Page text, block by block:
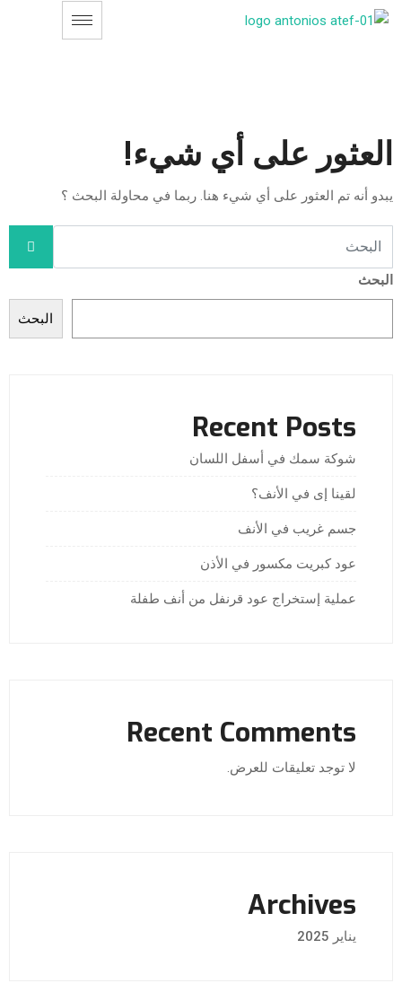
العثور على أي شيء!
يبدو أنه تم العثور على أي شيء هنا. ربما في محاولة البحث ؟
البحث
البحث
Recent Posts
شوكة سمك في أسفل اللسان
لقينا إى في الأنف؟
جسم غريب في الأنف
عود كبريت مكسور في الأذن
عملية إستخراج عود قرنفل من أنف طفلة
Recent Comments
لا توجد تعليقات للعرض.
Archives
يناير 2025